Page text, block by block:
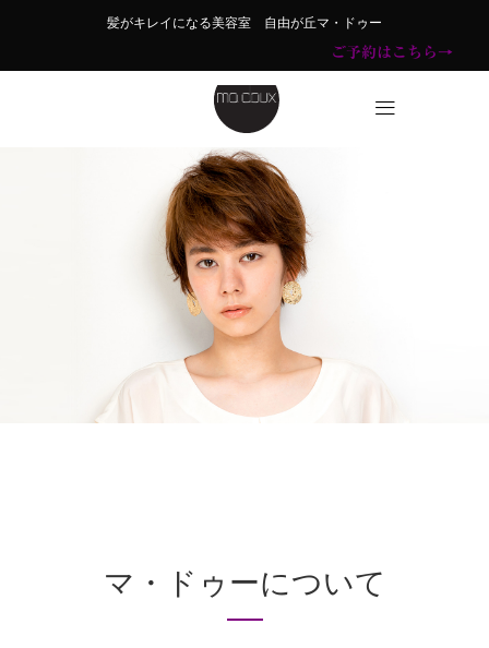
髪がキレイになる美容室 自由が丘マ・ドゥー
ご予約はこちら→
マ・ドゥーについて